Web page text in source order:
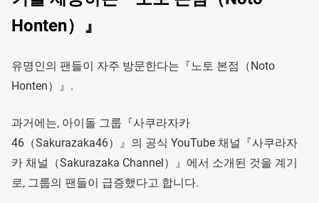
Honten）』
유명인의 팬들이 자주 방문한다는『노토 본점（Noto
Honten）』.
과거에는, 아이돌 그룹『사쿠라자카
46（Sakurazaka46）』의 공식 YouTube 채널『사쿠라자
카 채널（Sakurazaka Channel）』에서 소개된 것을 계기
로, 그룹의 팬들이 급증했다고 합니다.